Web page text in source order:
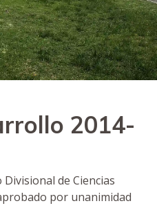
2014-
Divisional de Ciencias
por unanimidad